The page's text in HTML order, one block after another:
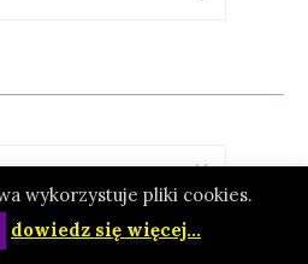
wykorzystuje pliki cookies.
dowiedz się więcej...